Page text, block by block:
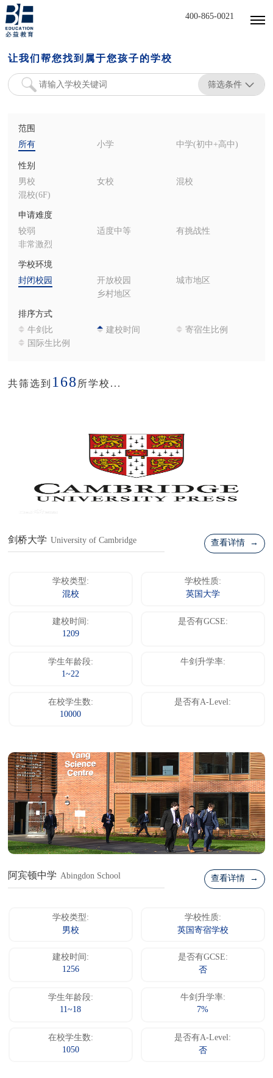
400-865-0021
让我们帮您找到属于您孩子的学校
筛选条件
范围
所有
小学 中学(初中+高中)
性别
男校
女校
混校
混校(6F)
申请难度
较弱
适度中等
有挑战性
非常激烈
学校环境
封闭校园
开放校园
城市地区
乡村地区
排序方式
牛剑比
建校时间
寄宿生比例
国际生比例
共筛选到 168 所学校...
剑桥大学 University of Cambridge 查看详情 →
学校类型:
混校
学校性质:
英国大学
建校时间:
1209
是否有GCSE:
学生年龄段:
1~22
牛剑升学率:
在校学生数:
10000
是否有A-Level:
阿宾顿中学 Abingdon School 查看详情 →
学校类型:
男校
学校性质:
英国寄宿学校
建校时间:
1256
是否有GCSE:
否
学生年龄段:
11~18
牛剑升学率:
7%
在校学生数:
1050
是否有A-Level:
否